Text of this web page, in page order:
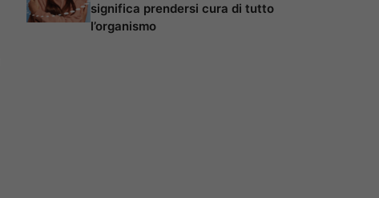
significa prendersi cura di tutto
l’organismo